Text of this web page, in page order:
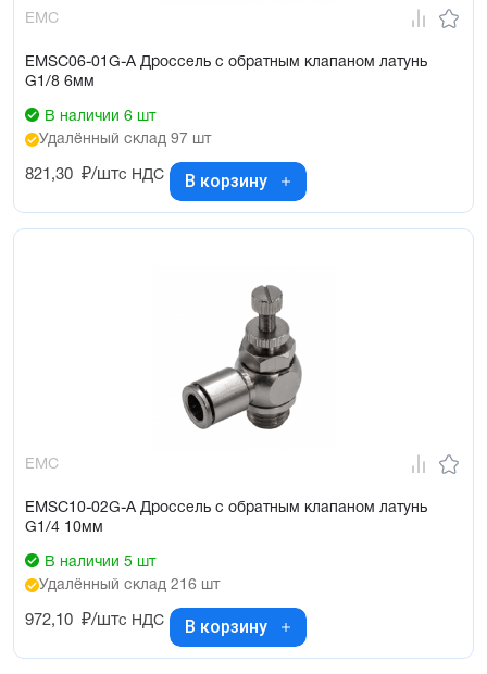
EMC
EMSC06-01G-A Дроссель с обратным клапаном латунь
G1/8 6мм
В наличии 6 шт
Удалённый склад 97 шт
821,30 ₽/штс НДС В корзину
EMC
EMSC10-02G-A Дроссель с обратным клапаном латунь
G1/4 10мм
В наличии 5 шт
Удалённый склад 216 шт
972,10 ₽/штс НДС В корзину